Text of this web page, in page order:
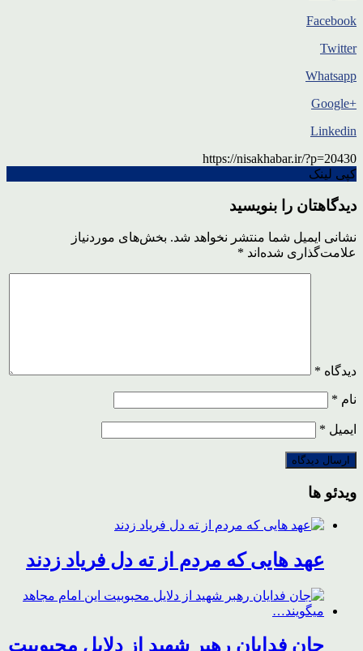
Facebook
Twitter
Whatsapp
+Google
Linkedin
https://nisakhabar.ir/?p=20430
کپی لینک
دیدگاهتان را بنویسید
نشانی ایمیل شما منتشر نخواهد شد. بخش‌های موردنیاز
علامت‌گذاری شده‌اند *
دیدگاه *
نام *
ایمیل *
ویدئو ها
عهد هایی که مردم از ته دل فریاد زدند
جان فدایان رهبر شهید از دلایل محبوبیت